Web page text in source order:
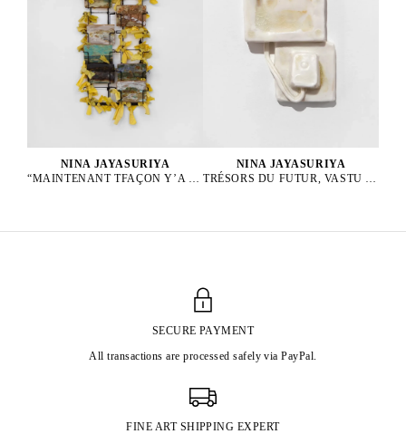
NINA JAYASURIYA
“MAINTENANT TFAÇON Y’A PLUS DE TRANSAT QUE DE COCOTIERS”, 2024
NINA JAYASURIYA
TRÉSORS DU FUTUR, VASTU I, 2024
SECURE PAYMENT
All transactions are processed safely via PayPal.
FINE ART SHIPPING EXPERT